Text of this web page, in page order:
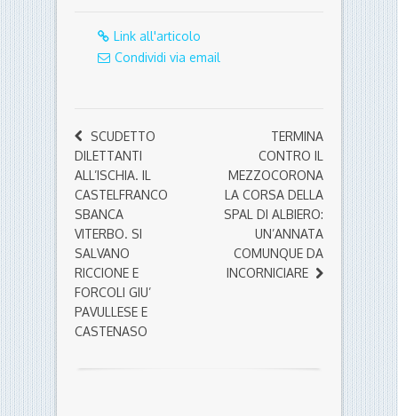
Link all'articolo
Condividi via email
SCUDETTO
DILETTANTI
ALL’ISCHIA. IL
CASTELFRANCO
SBANCA
VITERBO. SI
SALVANO
RICCIONE E
FORCOLI GIU’
PAVULLESE E
CASTENASO
TERMINA
CONTRO IL
MEZZOCORONA
LA CORSA DELLA
SPAL DI ALBIERO:
UN’ANNATA
COMUNQUE DA
INCORNICIARE